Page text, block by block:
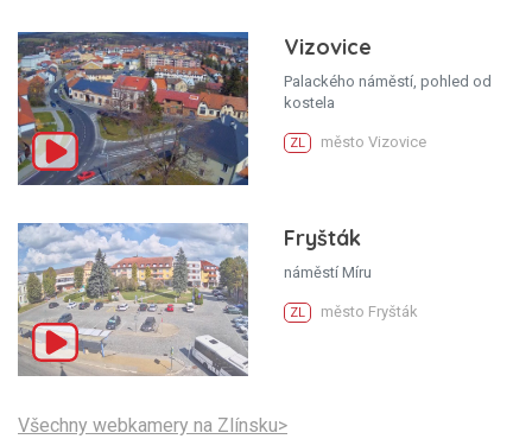
Vizovice
Palackého náměstí, pohled od
kostela
ZL město Vizovice
Fryšták
náměstí Míru
ZL město Fryšták
Všechny webkamery na Zlínsku>